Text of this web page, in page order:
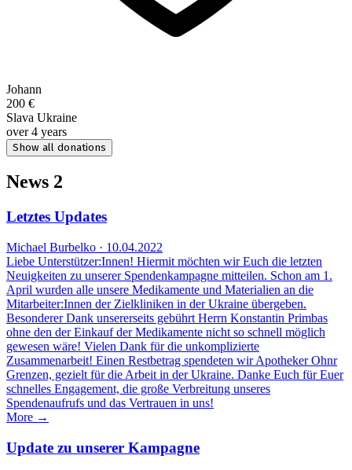
Johann
200 €
Slava Ukraine
over 4 years
Show all donations
News 2
Letztes Updates
Michael Burbelko · 10.04.2022
Liebe Unterstützer:Innen! Hiermit möchten wir Euch die letzten
Neuigkeiten zu unserer Spendenkampagne mitteilen. Schon am 1.
April wurden alle unsere Medikamente und Materialien an die
Mitarbeiter:Innen der Zielkliniken in der Ukraine übergeben.
Besonderer Dank unsererseits gebührt Herrn Konstantin Primbas
ohne den der Einkauf der Medikamente nicht so schnell möglich
gewesen wäre! Vielen Dank für die unkomplizierte
Zusammenarbeit! Einen Restbetrag spendeten wir Apotheker Ohnr
Grenzen, gezielt für die Arbeit in der Ukraine. Danke Euch für Euer
schnelles Engagement, die große Verbreitung unseres
Spendenaufrufs und das Vertrauen in uns!
More →
Update zu unserer Kampagne